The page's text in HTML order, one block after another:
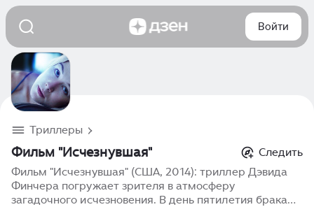
Войти
Триллеры
Фильм "Исчезнувшая"
Следить
Фильм "Исчезнувшая" (США, 2014): триллер Дэвида
Финчера погружает зрителя в атмосферу
загадочного исчезновения. В день пятилетия брака